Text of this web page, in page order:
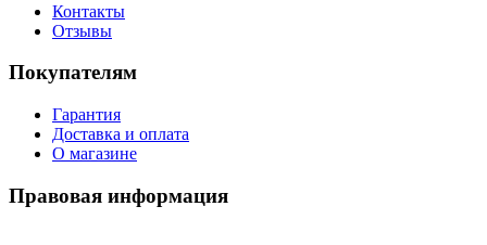
Контакты
Отзывы
Покупателям
Гарантия
Доставка и оплата
О магазине
Правовая информация